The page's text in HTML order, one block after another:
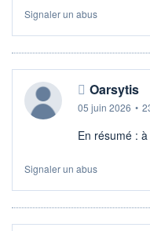
Signaler un abus
Oarsytis
05 juin 2026 •
En résumé :
Signaler un abus